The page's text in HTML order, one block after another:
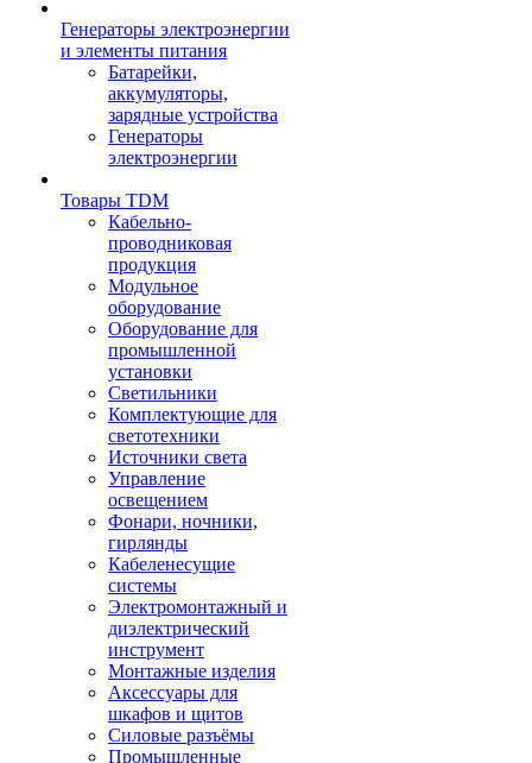
Генераторы электроэнергии
и элементы питания
Батарейки,
аккумуляторы,
зарядные устройства
Генераторы
электроэнергии
Товары TDM
Кабельно-
проводниковая
продукция
Модульное
оборудование
Оборудование для
промышленной
установки
Светильники
Комплектующие для
светотехники
Источники света
Управление
освещением
Фонари, ночники,
гирлянды
Кабеленесущие
системы
Электромонтажный и
диэлектрический
инструмент
Монтажные изделия
Аксессуары для
шкафов и щитов
Силовые разъёмы
Промышленные